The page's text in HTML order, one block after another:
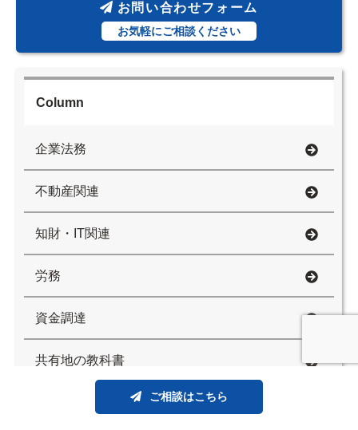
お問い合わせフォーム
お気軽にご相談ください
Column
企業法務
不動産関連
知財・IT関連
労務
資金調達
共有地の教科書
ご相談はこちら